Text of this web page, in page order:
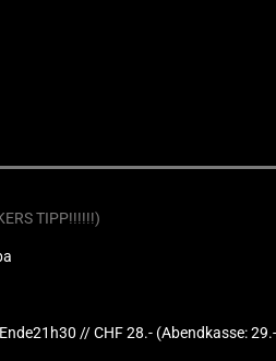
TIPP!!!!!!)
// CHF 28.- (Abendkasse: